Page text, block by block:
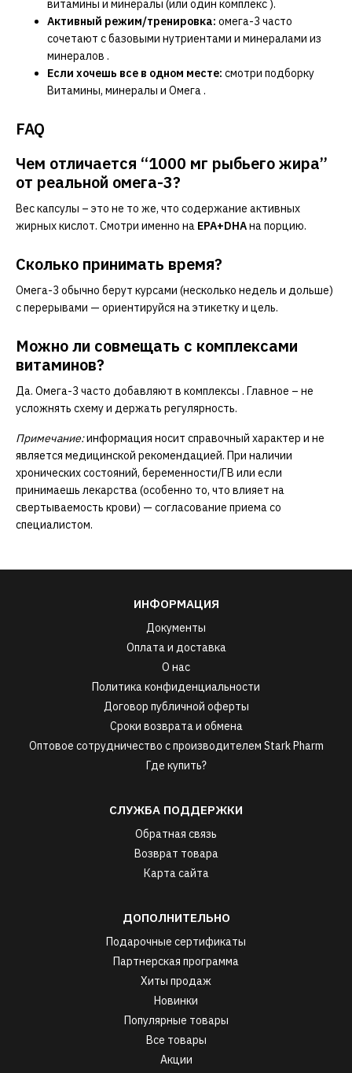
витамины и минералы (или один комплекс).
Активный режим/тренировка: омега-3 часто
сочетают с базовыми нутриентами и минералами из
минералов .
Если хочешь все в одном месте: смотри подборку
Витамины, минералы и Омега.
FAQ
Чем отличается “1000 мг рыбьего жира”
от реальной омега-3?
Вес капсулы – это не то же, что содержание активных
жирных кислот. Смотри именно на EPA+DHAна порцию.
Сколько принимать время?
Омега-3 обычно берут курсами (несколько недель и дольше)
с перерывами — ориентируйся на этикетку и цель.
Можно ли совмещать с комплексами
витаминов?
Да. Омега-3 часто добавляют в комплексы . Главное – не
усложнять схему и держать регулярность.
Примечание:информация носит справочный характер и не
является медицинской рекомендацией. При наличии
хронических состояний, беременности/ГВ или если
принимаешь лекарства (особенно то, что влияет на
свертываемость крови) — согласование приема со
специалистом.
ИНФОРМАЦИЯ
Документы
Оплата и доставка
О нас
Политика конфиденциальности
Договор публичной оферты
Сроки возврата и обмена
Оптовое сотрудничество с производителем Stark Pharm
Где купить?
СЛУЖБА ПОДДЕРЖКИ
Обратная связь
Возврат товара
Карта сайта
ДОПОЛНИТЕЛЬНО
Подарочные сертификаты
Партнерская программа
Хиты продаж
Новинки
Популярные товары
Все товары
Акции